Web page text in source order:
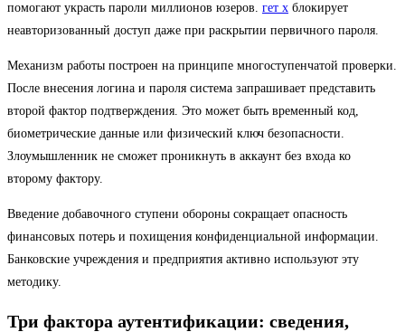
помогают украсть пароли миллионов юзеров. гет х блокирует
неавторизованный доступ даже при раскрытии первичного пароля.
Механизм работы построен на принципе многоступенчатой проверки.
После внесения логина и пароля система запрашивает представить
второй фактор подтверждения. Это может быть временный код,
биометрические данные или физический ключ безопасности.
Злоумышленник не сможет проникнуть в аккаунт без входа ко
второму фактору.
Введение добавочного ступени обороны сокращает опасность
финансовых потерь и похищения конфиденциальной информации.
Банковские учреждения и предприятия активно используют эту
методику.
Три фактора аутентификации: сведения,